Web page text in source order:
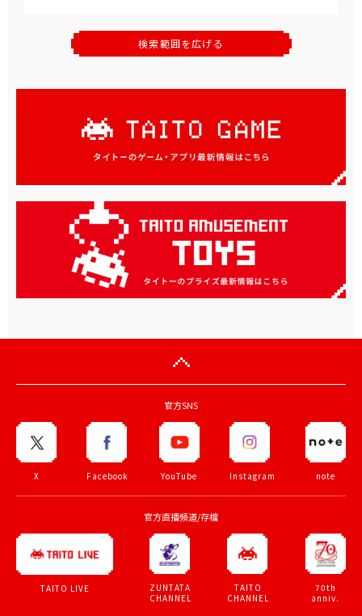
検索範囲を広げる
官方SNS
X Facebook YouTube Instagram note
官方直播頻道/存檔
TAITO LIVE
ZUNTATA
CHANNEL
TAITO
CHANNEL
70th
anniv.